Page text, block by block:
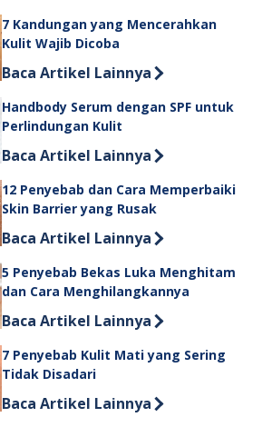
7 Kandungan yang Mencerahkan
Kulit Wajib Dicoba
Discover more about 7 Kandungan
Baca Artikel Lainnya
Handbody Serum dengan SPF untuk
Perlindungan Kulit
Discover more about Handbody
Baca Artikel Lainnya
12 Penyebab dan Cara Memperbaiki
Skin Barrier yang Rusak
Discover more about 12 Penyebab
Baca Artikel Lainnya
5 Penyebab Bekas Luka Menghitam
dan Cara Menghilangkannya
Discover more about 5 Penyebab
Baca Artikel Lainnya
7 Penyebab Kulit Mati yang Sering
Tidak Disadari
Discover more about 7 Penyebab
Baca Artikel Lainnya